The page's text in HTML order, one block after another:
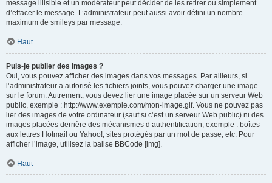
message illisible et un modérateur peut décider de les retirer ou simplement
d’effacer le message. L’administrateur peut aussi avoir défini un nombre
maximum de smileys par message.
Haut
Puis-je publier des images ?
Oui, vous pouvez afficher des images dans vos messages. Par ailleurs, si
l’administrateur a autorisé les fichiers joints, vous pouvez charger une image
sur le forum. Autrement, vous devez lier une image placée sur un serveur Web
public, exemple : http://www.exemple.com/mon-image.gif. Vous ne pouvez pas
lier des images de votre ordinateur (sauf si c’est un serveur Web public) ni des
images placées derrière des mécanismes d’authentification, exemple : boîtes
aux lettres Hotmail ou Yahoo!, sites protégés par un mot de passe, etc. Pour
afficher l’image, utilisez la balise BBCode [img].
Haut